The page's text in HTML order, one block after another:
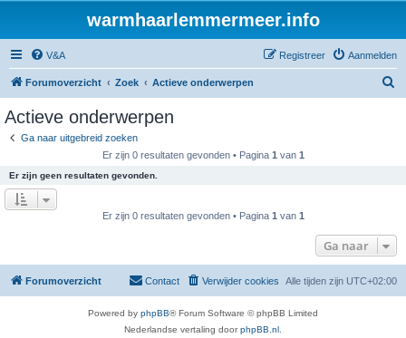
warmhaarlemmermeer.info
V&A Aanmelden
Registreer
Forumoverzicht Zoek Actieve onderwerpen
Actieve onderwerpen
Ga naar uitgebreid zoeken
Er zijn 0 resultaten gevonden • Pagina 1 van 1
Er zijn geen resultaten gevonden.
Er zijn 0 resultaten gevonden • Pagina 1 van 1
Ga naar
Forumoverzicht Alle tijden zijn UTC+02:00
Verwijder cookies
Contact
Powered by phpBB® Forum Software © phpBB Limited
Nederlandse vertaling doorphpBB.nl